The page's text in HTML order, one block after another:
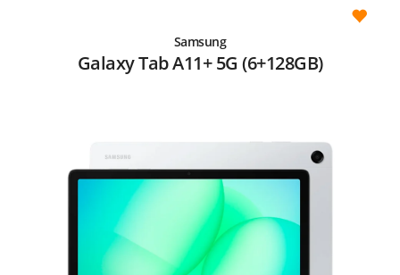
Samsung
Galaxy Tab A11+ 5G (6+128GB)